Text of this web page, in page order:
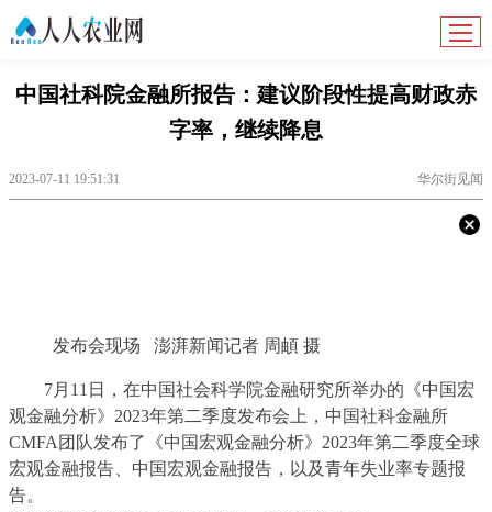
中国社科院金融所报告：建议阶段性提高财政赤
字率，继续降息
2023-07-11 19:51:31 华尔街见闻
发布会现场 澎湃新闻记者 周頔 摄
7月11日，在中国社会科学院金融研究所举办的《中国宏
观金融分析》2023年第二季度发布会上，中国社科金融所
CMFA团队发布了《中国宏观金融分析》2023年第二季度全球
宏观金融报告、中国宏观金融报告，以及青年失业率专题报
告。